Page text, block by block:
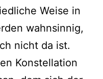
Weise in
wahnsinnig,
nicht da ist.
Konstellation